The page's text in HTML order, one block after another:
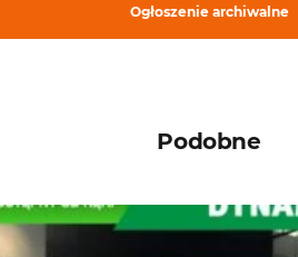
Ogłoszenie archiwalne
Podobne